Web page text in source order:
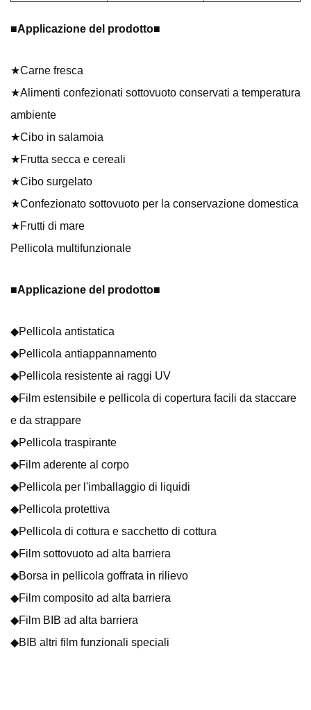
■Applicazione del prodotto■
★Carne fresca
★Alimenti confezionati sottovuoto conservati a temperatura
ambiente
★Cibo in salamoia
★Frutta secca e cereali
★Cibo surgelato
★Confezionato sottovuoto per la conservazione domestica
★Frutti di mare
Pellicola multifunzionale
■Applicazione del prodotto■
◆Pellicola antistatica
◆Pellicola antiappannamento
◆Pellicola resistente ai raggi UV
◆Film estensibile e pellicola di copertura facili da staccare
e da strappare
◆Pellicola traspirante
◆Film aderente al corpo
◆Pellicola per l'imballaggio di liquidi
◆Pellicola protettiva
◆Pellicola di cottura e sacchetto di cottura
◆Film sottovuoto ad alta barriera
◆Borsa in pellicola goffrata in rilievo
◆Film composito ad alta barriera
◆Film BIB ad alta barriera
◆BIB altri film funzionali speciali